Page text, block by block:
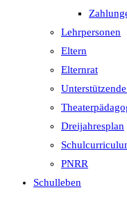
Lehrpersonen
Eltern
Elternrat
Dreijahresplan
PNRR
Schulleben